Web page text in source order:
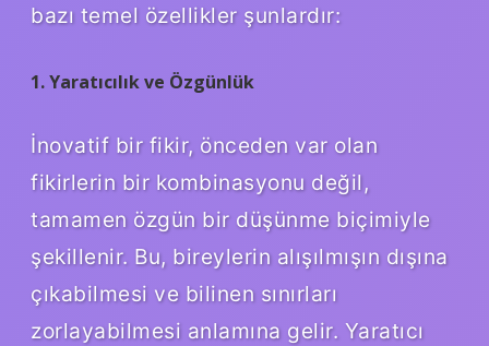
bazı temel özellikler şunlardır:
1. Yaratıcılık ve Özgünlük
İnovatif bir fikir, önceden var olan
fikirlerin bir kombinasyonu değil,
tamamen özgün bir düşünme biçimiyle
şekillenir. Bu, bireylerin alışılmışın dışına
çıkabilmesi ve bilinen sınırları
zorlayabilmesi anlamına gelir. Yaratıcı